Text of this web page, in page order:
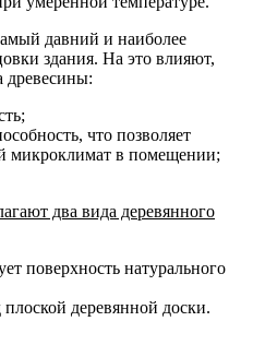
давний и наиболее
здания. На это влияют,
древесины:
что позволяет
микроклимат в помещении;
два вида деревянного
поверхность натурального
деревянной доски.